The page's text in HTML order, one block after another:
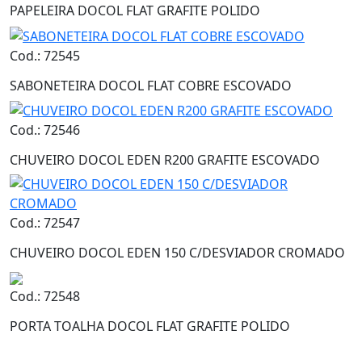
PAPELEIRA DOCOL FLAT GRAFITE POLIDO
Cod.: 72545
SABONETEIRA DOCOL FLAT COBRE ESCOVADO
Cod.: 72546
CHUVEIRO DOCOL EDEN R200 GRAFITE ESCOVADO
Cod.: 72547
CHUVEIRO DOCOL EDEN 150 C/DESVIADOR CROMADO
Cod.: 72548
PORTA TOALHA DOCOL FLAT GRAFITE POLIDO